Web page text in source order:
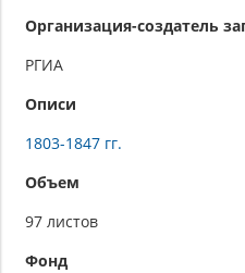
Организация-создатель
РГИА
Описи
1803-1847 гг.
Объем
97 листов
Фонд